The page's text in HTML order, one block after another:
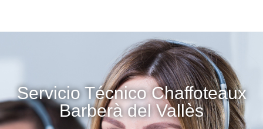
Servicio Técnico Chaffoteaux
Barberà del Vallès